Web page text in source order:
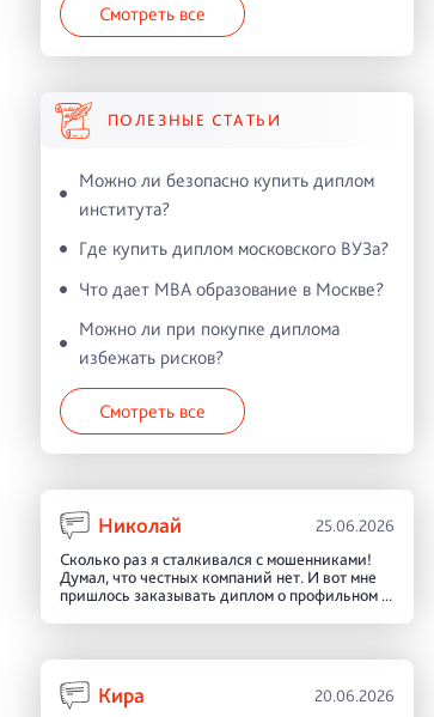
Смотреть все
ПОЛЕЗНЫЕ СТАТЬИ
Можно ли безопасно купить диплом
института?
Где купить диплом московского ВУЗа?
Что дает MBA образование в Москве?
Можно ли при покупке диплома
избежать рисков?
Смотреть все
Николай 25.06.2026
Сколько раз я сталкивался с мошенниками!
Думал, что честных компаний нет. И вот мне
пришлось заказывать диплом о профильном ...
Кира 20.06.2026